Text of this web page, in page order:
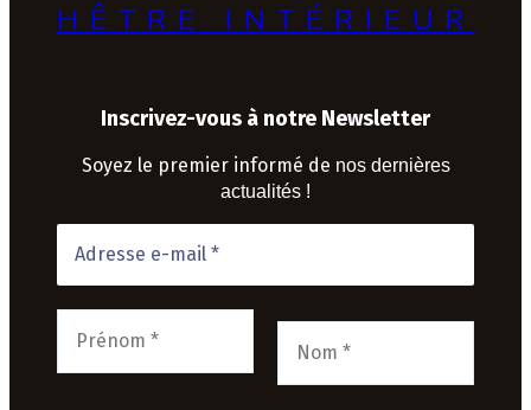
HÊTRE INTÉRIEUR
Inscrivez-vous à notre Newsletter
Soyez le premier informé de nos dernières
actualités !